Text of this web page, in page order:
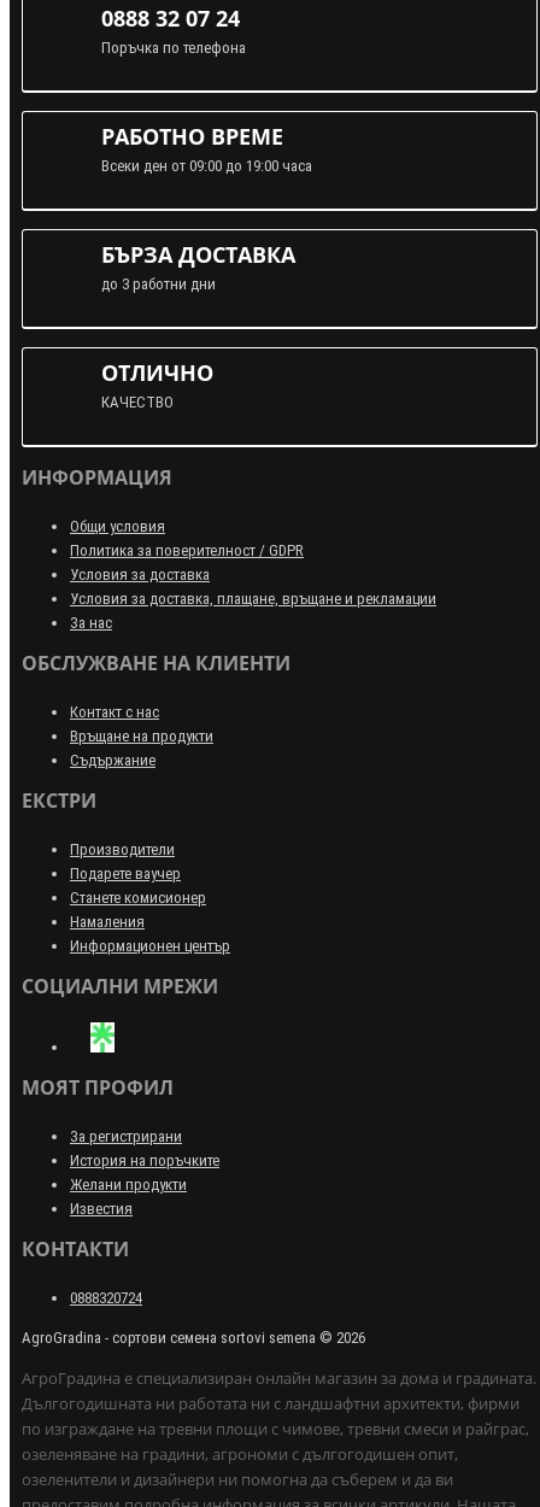
0888 32 07 24
Поръчка по телефона
РАБОТНО ВРЕМЕ
Всеки ден от 09:00 до 19:00 часа
БЪРЗА ДОСТАВКА
до 3 работни дни
ОТЛИЧНО
КАЧЕСТВО
ИНФОРМАЦИЯ
Общи условия
Политика за поверителност / GDPR
Условия за доставка
Условия за доставка, плащане, връщане и рекламации
За нас
ОБСЛУЖВАНЕ НА КЛИЕНТИ
Контакт с нас
Връщане на продукти
Съдържание
ЕКСТРИ
Производители
Подарете ваучер
Станете комисионер
Намаления
Информационен център
СОЦИАЛНИ МРЕЖИ
МОЯТ ПРОФИЛ
За регистрирани
История на поръчките
Желани продукти
Известия
КОНТАКТИ
0888320724
AgroGradina - сортови семена sortovi semena © 2026
АгроГрадина е специализиран онлайн магазин за дома и градината.
Дългогодишната ни работата ни с ландшафтни архитекти, фирми
по изграждане на тревни площи с чимове, тревни смеси и райграс,
озеленяване на градини, агрономи с дългогодишен опит,
озеленители и дизайнери ни помогна да съберем и да ви